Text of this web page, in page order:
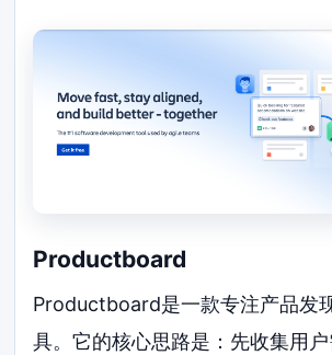
Productboard
Productboard是一款专注产品发
具。它的核心思路是：先收集用